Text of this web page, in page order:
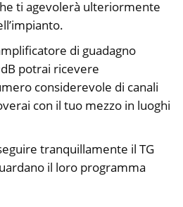
ti agevolerà ulteriormente
di guadagno
potrai ricevere
considerevole di canali
con il tuo mezzo in luoghi
tranquillamente il TG
il loro programma